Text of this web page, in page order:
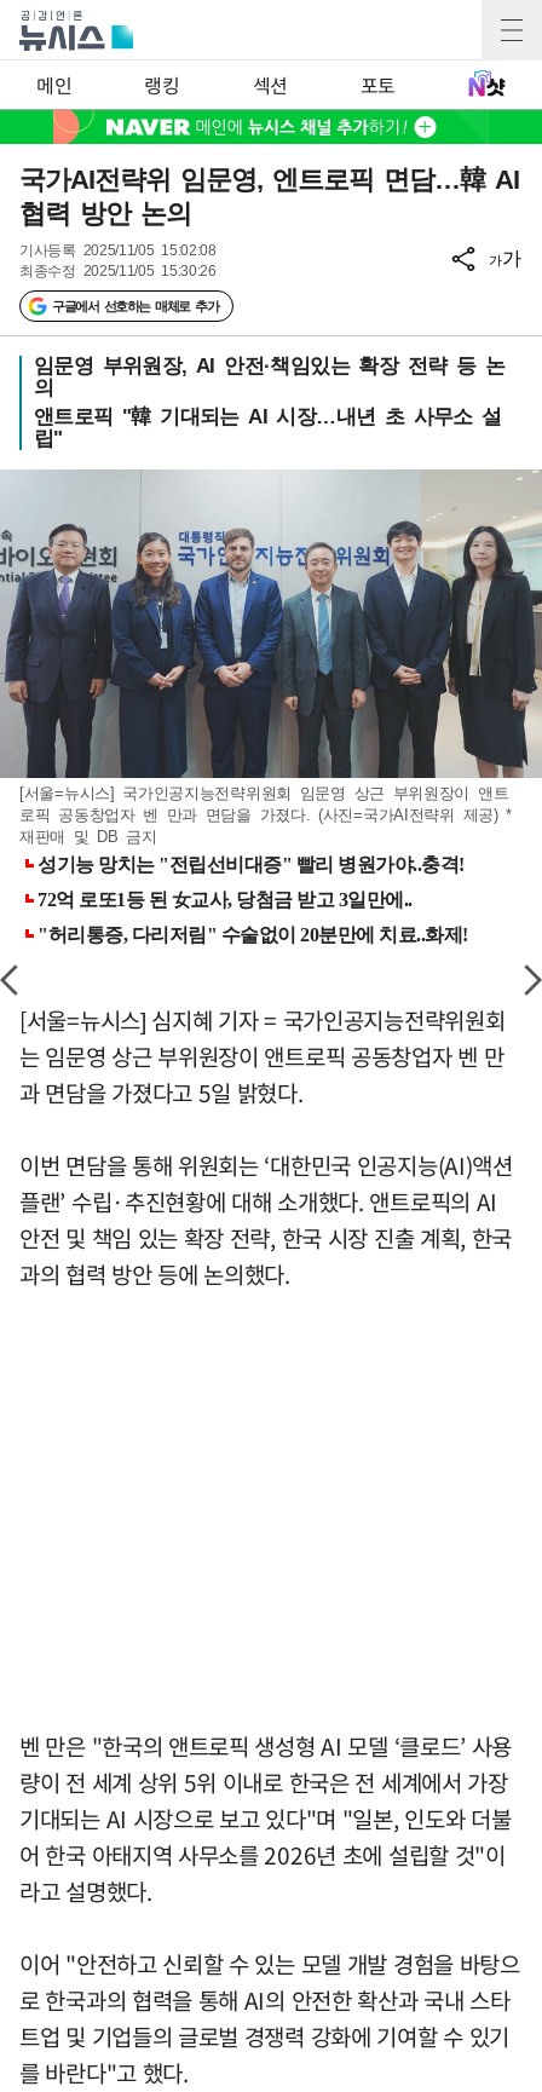
메인 랭킹 섹션 포토
국가AI전략위 임문영, 엔트로픽 면담…韓 AI
협력 방안 논의
기사등록 2025/11/05 15:02:08
최종수정 2025/11/05 15:30:26
구글에서 선호하는 매체로 추가
가가
임문영 부위원장, AI 안전·책임있는 확장 전략 등 논
의
앤트로픽 "韓 기대되는 AI 시장…내년 초 사무소 설
립"
[서울=뉴시스] 국가인공지능전략위원회 임문영 상근 부위원장이 앤트
로픽 공동창업자 벤 만과 면담을 가졌다. (사진=국가AI전략위 제공) *
재판매 및 DB 금지
[서울=뉴시스] 심지혜 기자 = 국가인공지능전략위원회
는 임문영 상근 부위원장이 앤트로픽 공동창업자 벤 만
과 면담을 가졌다고 5일 밝혔다.
이번 면담을 통해 위원회는 ‘대한민국 인공지능(AI)액션
플랜’ 수립·추진현황에 대해 소개했다. 앤트로픽의 AI
안전 및 책임 있는 확장 전략, 한국 시장 진출 계획, 한국
과의 협력 방안 등에 논의했다.
벤 만은 "한국의 앤트로픽 생성형 AI 모델 ‘클로드’ 사용
량이 전 세계 상위 5위 이내로 한국은 전 세계에서 가장
기대되는 AI 시장으로 보고 있다"며 "일본, 인도와 더불
어 한국 아태지역 사무소를 2026년 초에 설립할 것"이
라고 설명했다.
이어 "안전하고 신뢰할 수 있는 모델 개발 경험을 바탕으
로 한국과의 협력을 통해 AI의 안전한 확산과 국내 스타
트업 및 기업들의 글로벌 경쟁력 강화에 기여할 수 있기
를 바란다"고 했다.